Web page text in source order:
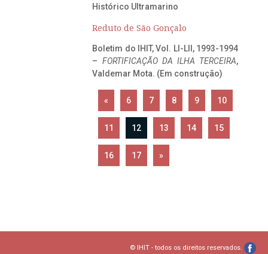
Histórico Ultramarino
Reduto de São Gonçalo
Boletim do IHIT, Vol. LI-LII, 1993-1994
– FORTIFICAÇÃO DA ILHA TERCEIRA,
Valdemar Mota. (Em construção)
« 6 7 8 9 10
11 12 13 14 15
16 17 »
© IHIT - todos os direitos reservados.